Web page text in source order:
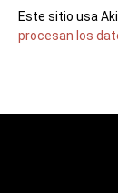
Este sitio usa
procesan los